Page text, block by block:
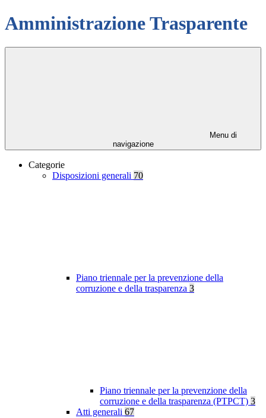
Amministrazione Trasparente
Menu di
navigazione
Categorie
Disposizioni generali 70
Piano triennale per la prevenzione della
corruzione e della trasparenza 3
Piano triennale per la prevenzione della
corruzione e della trasparenza (PTPCT) 3
Atti generali 67